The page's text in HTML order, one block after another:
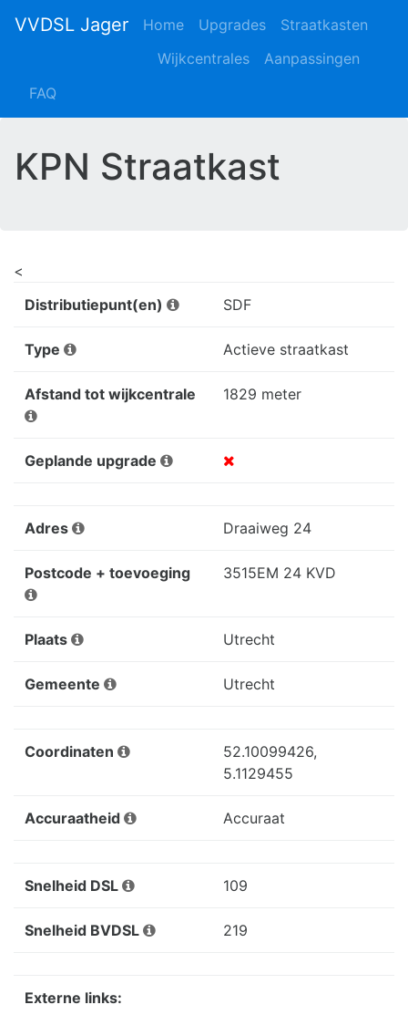
VVDSL Jager Home Upgrades
Straatkasten
Wijkcentrales
Aanpassingen
FAQ
KPN Straatkast
<
Distributiepunt(en)
SDF
Type Actieve straatkast
Afstand tot wijkcentrale 1829 meter
Geplande upgrade
Adres Draaiweg 24
Postcode + toevoeging 3515EM 24 KVD
Plaats Utrecht
Gemeente Utrecht
Coordinaten
52.10099426,
5.1129455
Accuraatheid Accuraat
Snelheid DSL 109
Snelheid BVDSL 219
Externe links: